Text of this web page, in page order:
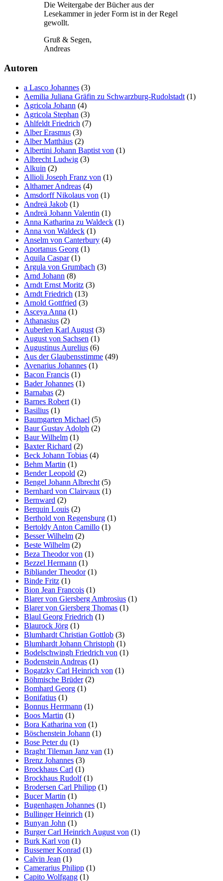
Die Weitergabe der Bücher aus der
Lesekammer in jeder Form ist in der Regel
gewollt.
Gruß & Segen,
Andreas
Autoren
a Lasco Johannes (3)
Aemilia Juliana Gräfin zu Schwarzburg-Rudolstadt (1)
Agricola Johann (4)
Agricola Stephan (3)
Ahlfeldt Friedrich (7)
Alber Erasmus (3)
Alber Matthäus (2)
Albertini Johann Baptist von (1)
Albrecht Ludwig (3)
Alkuin (2)
Allioli Joseph Franz von (1)
Althamer Andreas (4)
Amsdorff Nikolaus von (1)
Andreä Jakob (1)
Andreä Johann Valentin (1)
Anna Katharina zu Waldeck (1)
Anna von Waldeck (1)
Anselm von Canterbury (4)
Aportanus Georg (1)
Aquila Caspar(1)
Argula von Grumbach (3)
Arnd Johann (8)
Arndt Ernst Moritz (3)
Arndt Friedrich (13)
Arnold Gottfried (3)
Asceya Anna (1)
Athanasius (2)
Auberlen Karl August (3)
August von Sachsen (1)
Augustinus Aurelius (6)
Aus der Glaubensstimme (49)
Avenarius Johannes (1)
Bacon Francis (1)
Bader Johannes (1)
Barnabas (2)
Barnes Robert (1)
Basilius (1)
Baumgarten Michael (5)
Baur Gustav Adolph (2)
Baur Wilhelm (1)
Baxter Richard (2)
Beck Johann Tobias (4)
Behm Martin (1)
Bender Leopold (2)
Bengel Johann Albrecht (5)
Bernhard von Clairvaux (1)
Bernward (2)
Berquin Louis (2)
Berthold von Regensburg (1)
Bertoldy Anton Camillo (1)
Besser Wilhelm (2)
Beste Wilhelm (2)
Beza Theodor von (1)
Bezzel Hermann (1)
Bibliander Theodor(1)
Binde Fritz (1)
Bion Jean Francois (1)
Blarer von Giersberg Ambrosius (1)
Blarer von Giersberg Thomas (1)
Blaul Georg Friedrich (1)
Blaurock Jörg (1)
Blumhardt Christian Gottlob (3)
Blumhardt Johann Christoph (1)
Bodelschwingh Friedrich von (1)
Bodenstein Andreas (1)
Bogatzky Carl Heinrich von (1)
Böhmische Brüder(2)
Bomhard Georg (1)
Bonifatius (1)
Bonnus Herrmann (1)
Boos Martin (1)
Bora Katharina von (1)
Böschenstein Johann (1)
Bose Peter du (1)
Braght Tileman Janz van (1)
Brenz Johannes (3)
Brockhaus Carl (1)
Brockhaus Rudolf(1)
Brodersen Carl Philipp (1)
Bucer Martin (1)
Bugenhagen Johannes (1)
Bullinger Heinrich (1)
Bunyan John (1)
Burger Carl Heinrich August von (1)
Burk Karl von (1)
Bussemer Konrad (1)
Calvin Jean (1)
Camerarius Philipp (1)
Capito Wolfgang (1)